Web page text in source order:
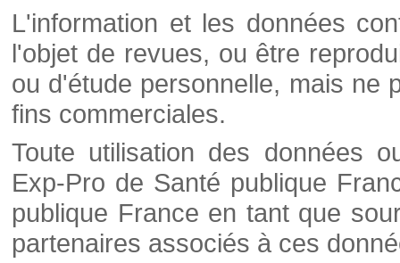
L'information et les données
l'objet de revues, ou être
ou d'étude personnelle, mais ne
fins commerciales.
Toute utilisation des données
Exp-Pro de Santé publique
publique France en tant que
partenaires associés à ces